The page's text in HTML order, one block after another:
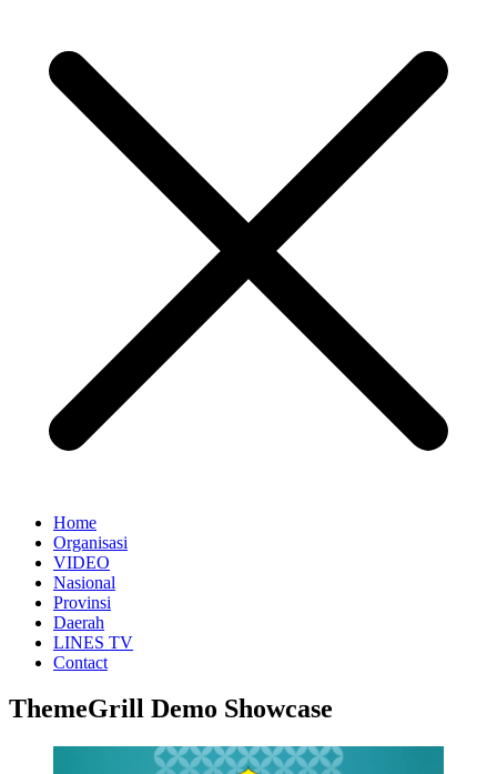
Home
Organisasi
VIDEO
Nasional
Provinsi
Daerah
LINES TV
Contact
ThemeGrill Demo Showcase